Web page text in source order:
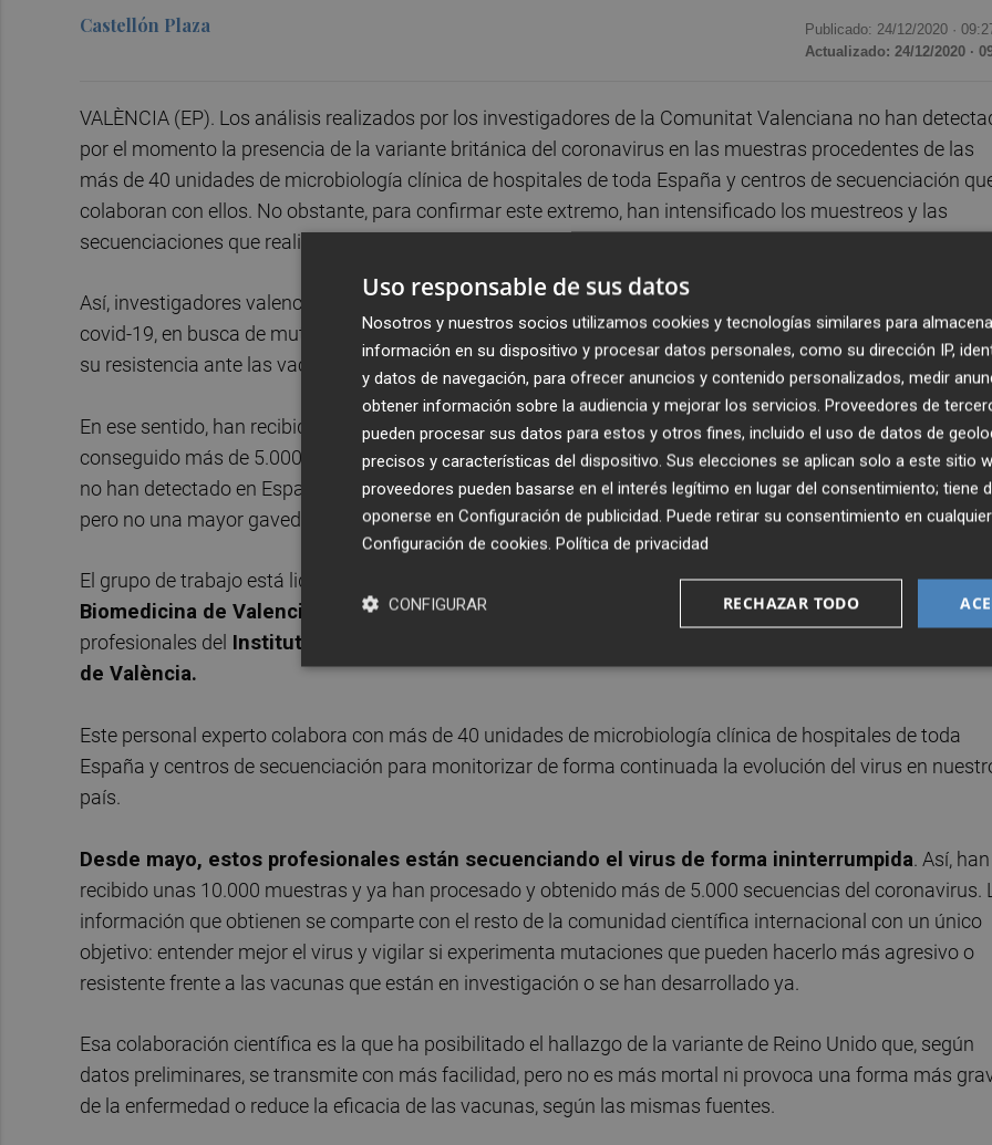
Castellón Plaza Publicado: 24/12/2020 ·
Actualizado: 24/12/2020 ·
VALÈNCIA (EP). Los análisis realizados por los investigadores de la Comunitat Valenciana no han
por el momento la presencia de la variante británica del coronavirus en las muestras procedentes de las
más de 40 unidades de microbiología clínica de hospitales de toda España y centros de secuenciación
colaboran con ellos. No obstante, para confirmar este extremo, han intensificado los muestreos y las
secuenciaciones que realiza, según han informado fuentes de la Generalitat.
Así, investigadores valencianos monitorizan de forma permanente el virus SARS-CoV-2, causante de la
covid-19, en busca de mutaciones que modifiquen su virulencia, su capacidad de infectar a las personas o
su resistencia ante las vacunas.
En ese sentido, han recibido 10.000 muestras procedentes de hospitales de toda España y ya han
conseguido más de 5.000 secuenciaciones del genoma del virus. Por el momento, los equipos
no han detectado en España la variante británica, a la que se atribuye una mayor capacidad de
pero no una mayor gavedad de la enfermedad, según las mismas fuentes.
El grupo de trabajo está liderado por especialistas de la Fundación Fisabioy delInstituto de
Biomedicina de Valencia del Consejo Superior de Investigaciones Científicas , que trabajan junto
profesionales del Instituto de Biología Integrativa de Sistemas
de València.
Este personal experto colabora con más de 40 unidades de microbiología clínica de hospitales de toda
España y centros de secuenciación para monitorizar de forma continuada la evolución del virus en
país.
Desde mayo, estos profesionales están secuenciando el virus de forma ininterrumpida. Así, han
recibido unas 10.000 muestras y ya han procesado y obtenido más de 5.000 secuencias del coronavirus.
información que obtienen se comparte con el resto de la comunidad científica internacional con un único
objetivo: entender mejor el virus y vigilar si experimenta mutaciones que pueden hacerlo más agresivo o
resistente frente a las vacunas que están en investigación o se han desarrollado ya.
Esa colaboración científica es la que ha posibilitado el hallazgo de la variante de Reino Unido que, según
datos preliminares, se transmite con más facilidad, pero no es más mortal ni provoca una forma más
de la enfermedad o reduce la eficacia de las vacunas, según las mismas fuentes.
Uso responsable de sus datos
Nosotros y nuestros socios utilizamos cookies y tecnologías similares para
información en su dispositivo y procesar datos personales, como su dirección IP,
y datos de navegación, para ofrecer anuncios y contenido personalizados, medir
obtener información sobre la audiencia y mejorar los servicios. Proveedores de
pueden procesar sus datos para estos y otros fines, incluido el uso de datos de
precisos y características del dispositivo. Sus elecciones se aplican solo a este sitio
proveedores pueden basarse en el interés legítimo en lugar del consentimiento; tiene
oponerse en Configuración de publicidad. Puede retirar su consentimiento en
Configuración de cookies. Política de privacidad
RECHAZAR TODO
CONFIGURAR